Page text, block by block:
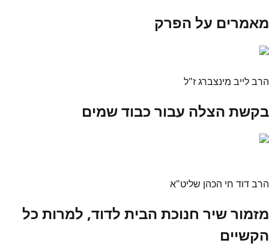
מאמרים על הפרק
הרב לייב מינצברג ז"ל
בקשת הצלה עבור כבוד שמים
הרב דוד חי הכהן שליט"א
מזמור שיר חנוכת הבית לדוד, למרות כל
הקשיים